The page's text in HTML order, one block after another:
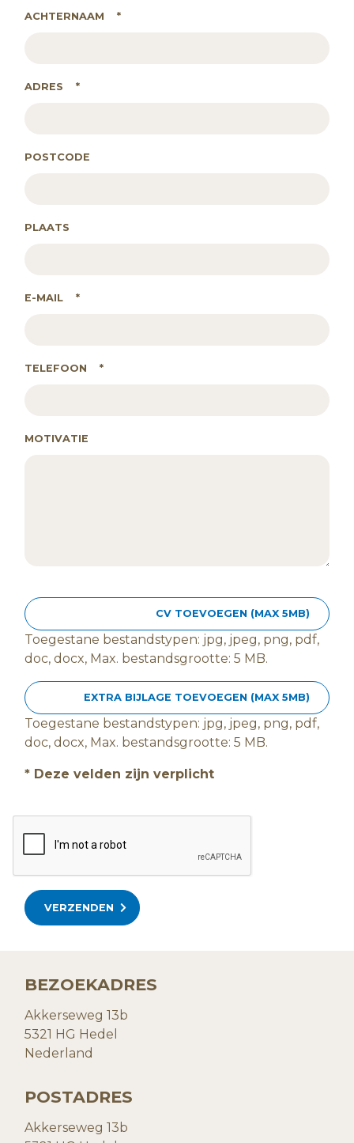
ACHTERNAAM *
ADRES *
POSTCODE
PLAATS
E-MAIL *
TELEFOON *
MOTIVATIE
CV TOEVOEGEN (MAX 5MB)
Toegestane bestandstypen: jpg, jpeg, png, pdf,
doc, docx, Max. bestandsgrootte: 5 MB.
EXTRA BIJLAGE TOEVOEGEN (MAX 5MB)
Toegestane bestandstypen: jpg, jpeg, png, pdf,
doc, docx, Max. bestandsgrootte: 5 MB.
* Deze velden zijn verplicht
VERZENDEN
BEZOEKADRES
Akkerseweg 13b
5321 HG Hedel
Nederland
POSTADRES
Akkerseweg 13b